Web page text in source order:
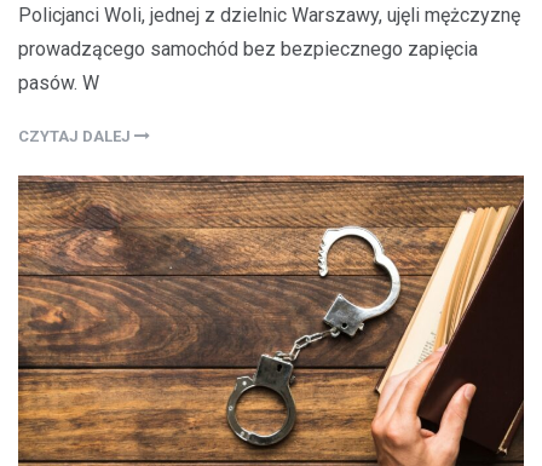
Policjanci Woli, jednej z dzielnic Warszawy, ujęli mężczyznę
prowadzącego samochód bez bezpiecznego zapięcia
pasów. W
CZYTAJ DALEJ